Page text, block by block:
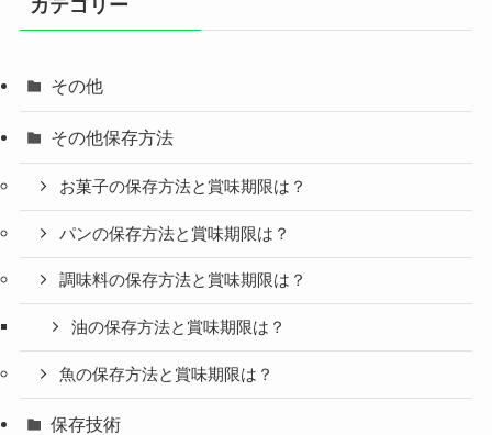
カテゴリー
その他
その他保存方法
お菓子の保存方法と賞味期限は？
パンの保存方法と賞味期限は？
調味料の保存方法と賞味期限は？
油の保存方法と賞味期限は？
魚の保存方法と賞味期限は？
保存技術